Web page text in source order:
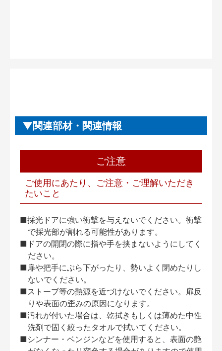
関連部材・関連情報
ご注意
ご使用にあたり、ご注意・ご理解いただき
たいこと
■採光ドアに強い衝撃を与えないでください。衝撃
で採光部が割れる可能性があります。
■ドアの開閉の際に指や手を挟まないようにしてく
ださい。
■扉や把手にぶら下がったり、勢いよく閉めたりし
ないでください。
■ストーブ等の熱源を近づけないでください。扉反
りや表面の歪みの原因になります。
■汚れが付いた場合は、乾拭きもしくは薄めた中性
洗剤で固く絞ったタオルで拭いてください。
■シンナー・ベンジンなどを使用すると、表面の艶